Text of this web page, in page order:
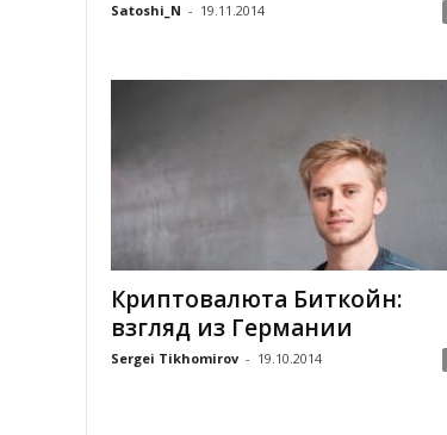
Satoshi_N - 19.11.2014
Криптовалюта Биткойн:
взгляд из Германии
Sergei Tikhomirov - 19.10.2014